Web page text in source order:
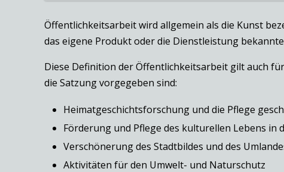
Öffentlichkeitsarbeit wird allgemein als die Kunst
das eigene Produkt oder die Dienstleistung
Diese Definition der Öffentlichkeitsarbeit gilt auch
die Satzung vorgegeben sind:
Heimatgeschichtsforschung und die Pflege
Förderung und Pflege des kulturellen Lebens in
Verschönerung des Stadtbildes und des
Aktivitäten für den Umwelt- und Naturschutz